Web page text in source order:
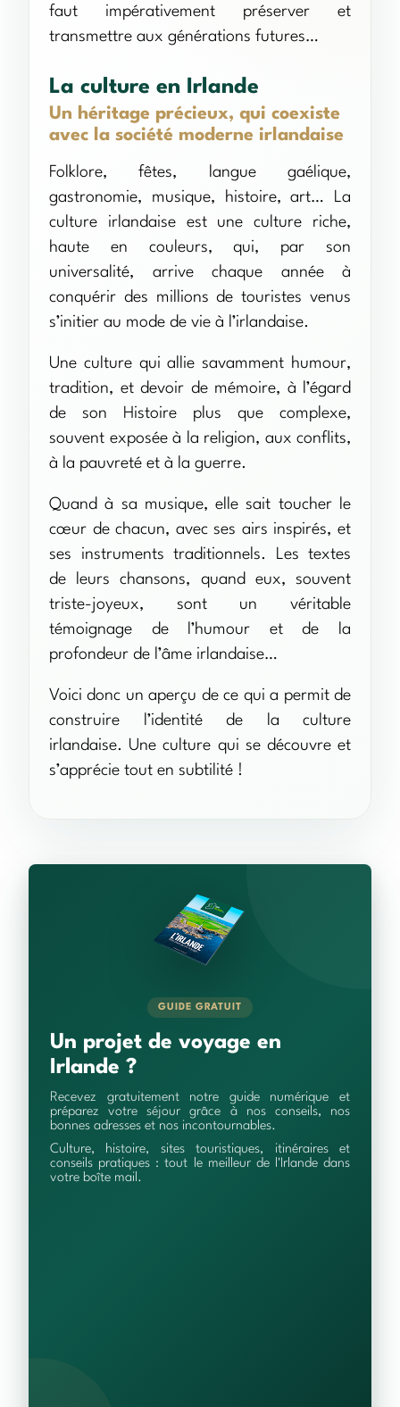
faut impérativement préserver et
transmettre aux générations futures…
La culture en Irlande
Un héritage précieux, qui coexiste
avec la société moderne irlandaise
Folklore, fêtes, langue gaélique,
gastronomie, musique, histoire, art… La
culture irlandaise est une culture riche,
haute en couleurs, qui, par son
universalité, arrive chaque année à
conquérir des millions de touristes venus
s’initier au mode de vie à l’irlandaise.
Une culture qui allie savamment humour,
tradition, et devoir de mémoire, à l’égard
de son Histoire plus que complexe,
souvent exposée à la religion, aux conflits,
à la pauvreté et à la guerre.
Quand à sa musique, elle sait toucher le
cœur de chacun, avec ses airs inspirés, et
ses instruments traditionnels. Les textes
de leurs chansons, quand eux, souvent
triste-joyeux, sont un véritable
témoignage de l’humour et de la
profondeur de l’âme irlandaise…
Voici donc un aperçu de ce qui a permit de
construire l’identité de la culture
irlandaise. Une culture qui se découvre et
s’apprécie tout en subtilité !
GUIDE GRATUIT
Un projet de voyage en
Irlande ?
Recevez gratuitement notre guide numérique et
préparez votre séjour grâce à nos conseils, nos
bonnes adresses et nos incontournables.
Culture, histoire, sites touristiques, itinéraires et
conseils pratiques : tout le meilleur de l'Irlande dans
votre boîte mail.